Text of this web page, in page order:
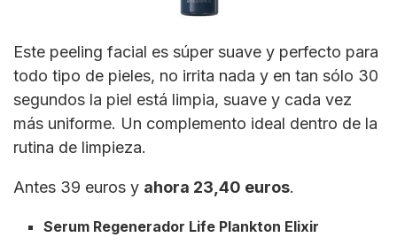
Este peeling facial es súper suave y perfecto para
todo tipo de pieles, no irrita nada y en tan sólo 30
segundos la piel está limpia, suave y cada vez
más uniforme. Un complemento ideal dentro de la
rutina de limpieza.
Antes 39 euros y ahora 23,40 euros.
Serum Regenerador Life Plankton Elixir